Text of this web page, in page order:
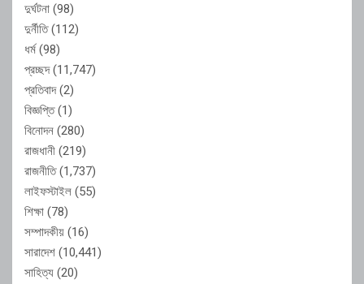
দুর্ঘটনা (98)
দুর্নীতি(112)
ধর্ম(98)
প্রচ্ছদ(11,747)
প্রতিবাদ(2)
বিজ্ঞপ্তি(1)
বিনোদন (280)
রাজধানী (219)
রাজনীতি(1,737)
লাইফস্টাইল (55)
শিক্ষা (78)
সম্পাদকীয় (16)
সারাদেশ (10,441)
সাহিত্য (20)